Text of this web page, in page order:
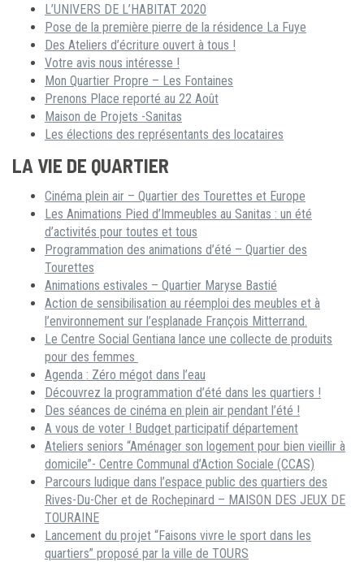
L’UNIVERS DE L’HABITAT 2020
Pose de la première pierre de la résidence La Fuye
Des Ateliers d’écriture ouvert à tous !
Votre avis nous intéresse !
Mon Quartier Propre – Les Fontaines
Prenons Place reporté au 22 Août
Maison de Projets -Sanitas
Les élections des représentants des locataires
LA VIE DE QUARTIER
Cinéma plein air – Quartier des Tourettes et Europe
Les Animations Pied d’Immeubles au Sanitas : un été
d’activités pour toutes et tous
Programmation des animations d’été – Quartier des
Tourettes
Animations estivales – Quartier Maryse Bastié
Action de sensibilisation au réemploi des meubles et à
l’environnement sur l’esplanade François Mitterrand.
Le Centre Social Gentiana lance une collecte de produits
pour des femmes
Agenda : Zéro mégot dans l’eau
Découvrez la programmation d’été dans les quartiers !
Des séances de cinéma en plein air pendant l’été !
A vous de voter ! Budget participatif département
Ateliers seniors “Aménager son logement pour bien vieillir à
domicile”- Centre Communal d’Action Sociale (CCAS)
Parcours ludique dans l’espace public des quartiers des
Rives-Du-Cher et de Rochepinard – MAISON DES JEUX DE
TOURAINE
Lancement du projet “Faisons vivre le sport dans les
quartiers” proposé par la ville de TOURS